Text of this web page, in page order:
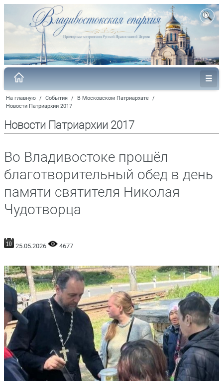
На главную / События / В Московском Патриархате /
Новости Патриархии 2017
Новости Патриархии 2017
Во Владивостоке прошёл
благотворительный обед в день
памяти святителя Николая
Чудотворца
25.05.2026 4677